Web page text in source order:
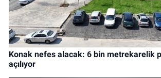
Konak nefes alacak: 6 bin metrekarelik
açılıyor